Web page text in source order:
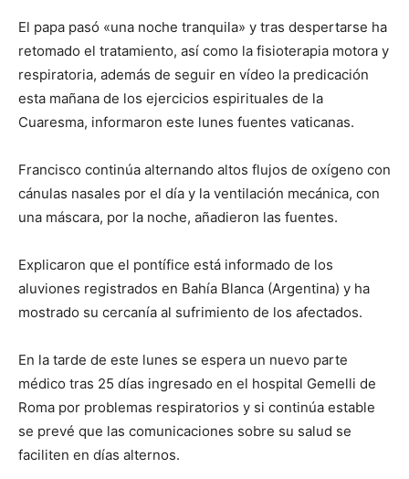
El papa pasó «una noche tranquila» y tras despertarse ha
retomado el tratamiento, así como la fisioterapia motora y
respiratoria, además de seguir en vídeo la predicación
esta mañana de los ejercicios espirituales de la
Cuaresma, informaron este lunes fuentes vaticanas.
Francisco continúa alternando altos flujos de oxígeno con
cánulas nasales por el día y la ventilación mecánica, con
una máscara, por la noche, añadieron las fuentes.
Explicaron que el pontífice está informado de los
aluviones registrados en Bahía Blanca (Argentina) y ha
mostrado su cercanía al sufrimiento de los afectados.
En la tarde de este lunes se espera un nuevo parte
médico tras 25 días ingresado en el hospital Gemelli de
Roma por problemas respiratorios y si continúa estable
se prevé que las comunicaciones sobre su salud se
faciliten en días alternos.